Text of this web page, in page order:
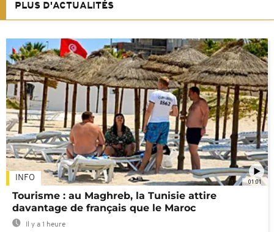
PLUS D'ACTUALITÉS
01:01
INFO
Tourisme : au Maghreb, la Tunisie attire
davantage de français que le Maroc
Il y a 1 heure